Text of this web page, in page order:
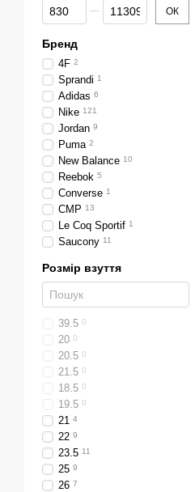
Від Ціна, грн
До Ціна, грн ОК
Бренд
4F 2
Sprandi 1
Adidas 6
Nike 121
Jordan 9
Puma 2
New Balance 10
Reebok 5
Converse 1
CMP 13
Le Coq Sportif 1
Saucony 11
Розмір взуття
39.5 0
20 0
20.5 0
21.5 0
18.5 0
19.5 0
21 4
22 9
23.5 11
25 9
26 7